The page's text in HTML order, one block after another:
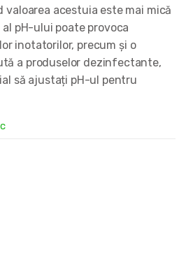
acestuia este mai mică
pH-ului poate provoca
inotatorilor, precum și o
a produselor dezinfectante,
să ajustați pH-ul pentru